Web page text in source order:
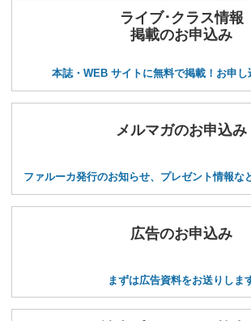
ライブ･クラス情報
掲載のお申込み
本誌・WEB サイトに無料で掲載！お申し
メルマガのお申込み
ファルーカ発行のお知らせ、プレゼント情報な
広告のお申込み
まずは広告資料をお送りしま